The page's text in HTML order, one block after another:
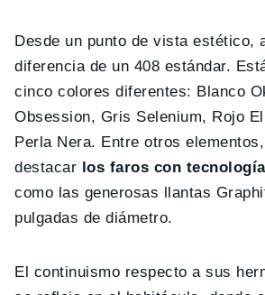
Desde un punto de vista estético,
diferencia de un 408 estándar.
cinco colores diferentes: Blanco
Obsession, Gris Selenium, Rojo
Perla Nera. Entre otros
destacar los faros con
como las generosas llantas
pulgadas de diámetro.
El continuismo respecto a sus